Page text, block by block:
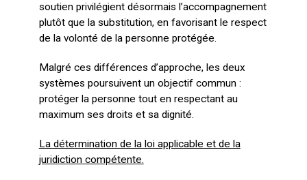
soutien privilégient désormais l’accompagnement
plutôt que la substitution, en favorisant le respect
de la volonté de la personne protégée.
Malgré ces différences d’approche, les deux
systèmes poursuivent un objectif commun :
protéger la personne tout en respectant au
maximum ses droits et sa dignité.
La détermination de la loi applicable et de la
juridiction compétente.